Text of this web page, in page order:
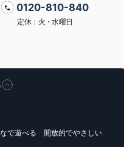
0120-810-840
定休：火・水曜日
で遊べる 開放的でやさしい